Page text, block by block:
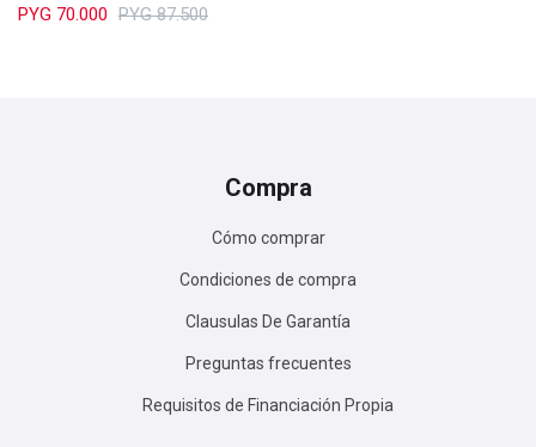
PYG 70.000 PYG 87.500
Compra
Cómo comprar
Condiciones de compra
Clausulas De Garantía
Preguntas frecuentes
Requisitos de Financiación Propia